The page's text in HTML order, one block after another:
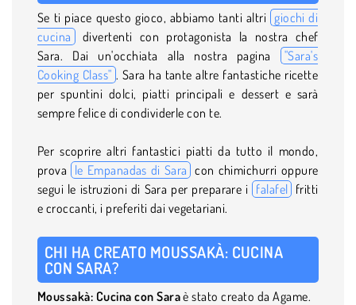
Se ti piace questo gioco, abbiamo tanti altri giochi di
cucina divertenti con protagonista la nostra chef
Sara. Dai un'occhiata alla nostra pagina
"Sara's
Cooking Class" . Sara ha tante altre fantastiche ricette
per spuntini dolci, piatti principali e dessert e sarà
sempre felice di condividerle con te.
Per scoprire altri fantastici piatti da tutto il mondo,
prova le Empanadas di Sara con chimichurri oppure
segui le istruzioni di Sara per preparare i falafel fritti
e croccanti, i preferiti dai vegetariani.
CHI HA CREATO MOUSSAKÀ: CUCINA
CON SARA?
Moussakà: Cucina con Saraè stato creato da Agame.